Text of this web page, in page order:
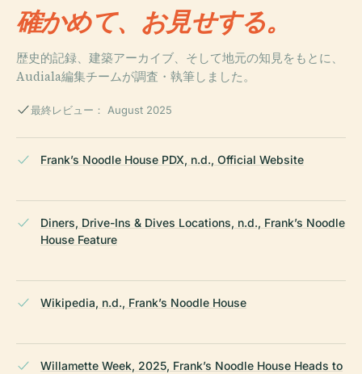
確かめて、お見せする。
歴史的記録、建築アーカイブ、そして地元の知見をもとに、
Audiala編集チームが調査・執筆しました。
最終レビュー： August 2025
Frank’s Noodle House PDX, n.d., Official Website
Diners, Drive-Ins & Dives Locations, n.d., Frank’s Noodle
House Feature
Wikipedia, n.d., Frank’s Noodle House
Willamette Week, 2025, Frank’s Noodle House Heads to